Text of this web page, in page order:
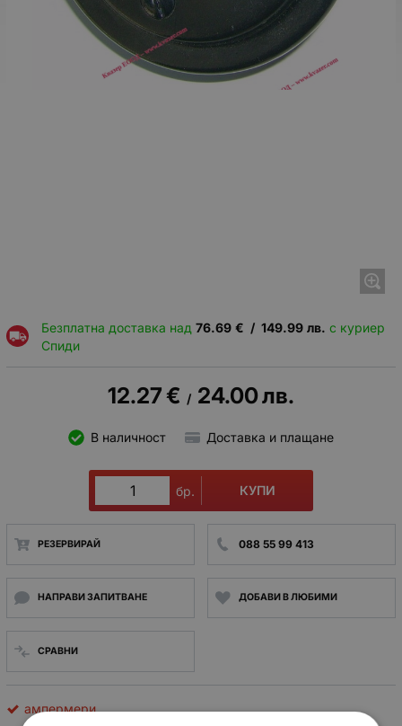
Безплатна доставка над 76.69 € / 149.99 лв. с куриер
Спиди
12.27€ / 24.00лв.
В наличност Доставка и плащане
бр. КУПИ
РЕЗЕРВИРАЙ 088 55 99 413
НАПРАВИ ЗАПИТВАНЕ ДОБАВИ В ЛЮБИМИ
СРАВНИ
ампермери